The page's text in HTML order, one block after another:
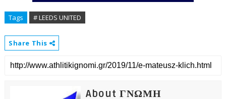
Tags # LEEDS UNITED
Share This
About ΓΝΩΜΗ